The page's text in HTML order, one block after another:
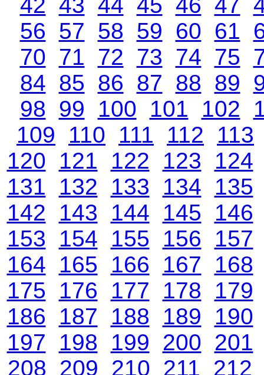
56 57 58 59 60 61
70 71 72 73 74 75
84 85 86 87 88 89
98 99 100 101 102
109
110 111 112
113
120
121 122 123
124
131
132 133 134 135
142
143 144 145
146
153
154 155 156
157
164
165 166 167
168
175
176 177 178
179
186
187 188 189
190
197
198 199 200 201
208
209 210 211
212